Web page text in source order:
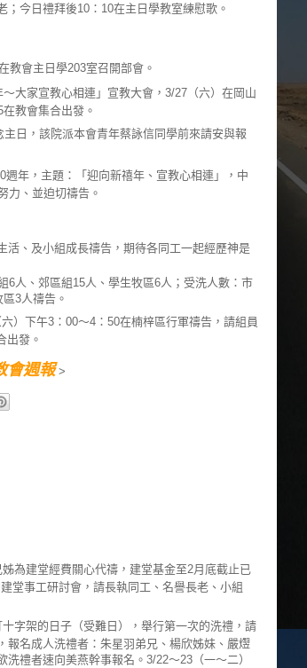
今日禮拜後10：10在主日學教室練慰歌。
教會主日學203室召開部會。
～大家宣教心相連」宣教大會，3/27（六）在岡山
教會集合出發。
主日，該院派本會青年蔡詠信同學前來請安與報
週年，主題：「迎向新禧年、宣教心相連」，中
力、並迫切禱告。
活、及小組成長禱告，期待各同工一起經歷神是
6人、郊區組15人、學生牧區6人；受洗人數：市
3人禱告。
）下午3：00～4：50在楠梓區行軍禱告，請組員
出發。
會週報>
為建堂經費關心代禱，建堂基金至2月底截止已
堂事工研討會，請長執同工、名譽長老、小組
字架的日子（受難日），舉行第一次的洗禮，請
報名成人洗禮者：朱星羽弟兄、楊欣姊妹、嚴熤
禮者速向美燕幹事報名。3/22～23（一～二）